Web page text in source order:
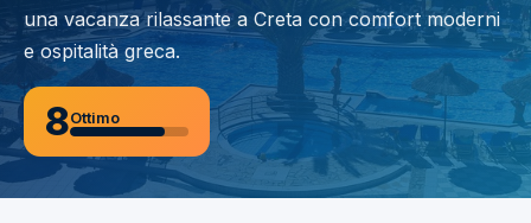
una vacanza rilassante a Creta con comfort moderni
e ospitalità greca.
8Ottimo